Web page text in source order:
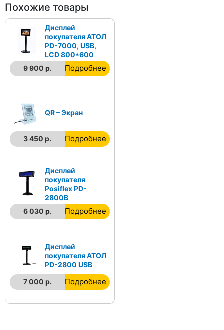
Похожие товары
Дисплей
покупателя АТОЛ
PD-7000, USB,
LCD 800*600
9 900 р.
Подробнее
QR – Экран
3 450 р. Подробнее
Дисплей
покупателя
Posiflex PD-
2800В
6 030 р.
Подробнее
Дисплей
покупателя АТОЛ
PD-2800 USB
7 000 р.
Подробнее